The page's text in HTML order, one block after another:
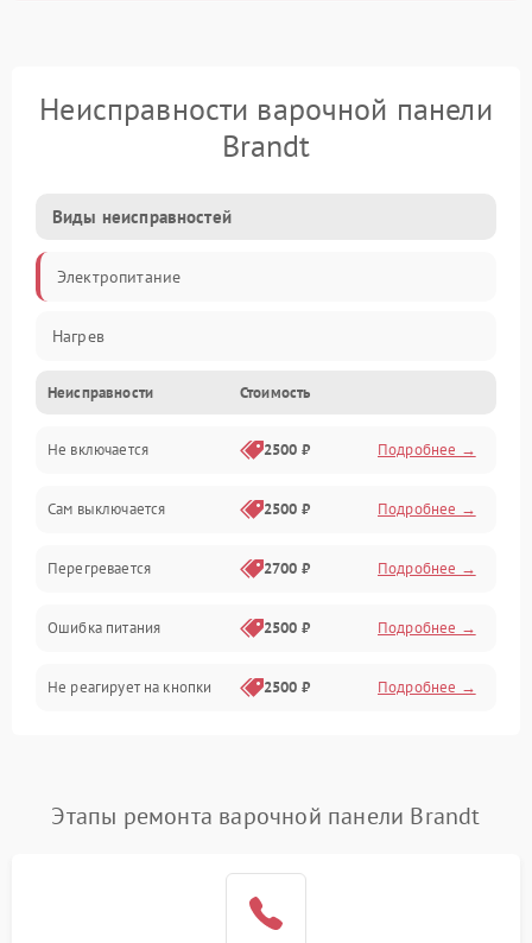
Неисправности варочной панели
Brandt
Виды неисправностей
Электропитание
Нагрев
Неисправности Стоимость
Не включается 2500 ₽ Подробнее →
Сам выключается 2500 ₽ Подробнее →
Перегревается 2700 ₽ Подробнее →
Ошибка питания 2500 ₽ Подробнее →
Не реагирует на кнопки 2500 ₽ Подробнее →
Этапы ремонта варочной панели Brandt